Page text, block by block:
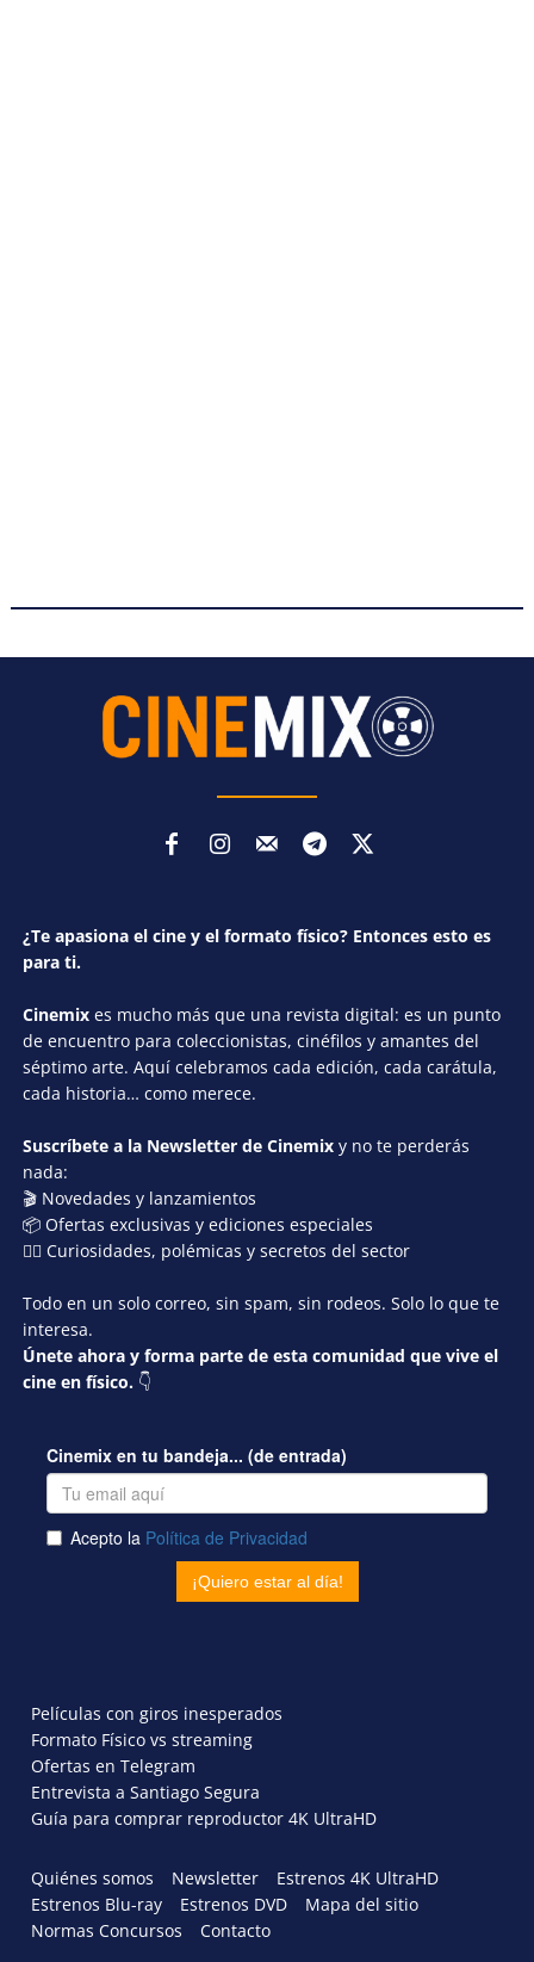
¿Te apasiona el cine y el formato físico? Entonces esto es
para ti.
Cinemix es mucho más que una revista digital: es un punto
de encuentro para coleccionistas, cinéfilos y amantes del
séptimo arte. Aquí celebramos cada edición, cada carátula,
cada historia… como merece.
Suscríbete a la Newsletter de Cinemix y no te perderás
nada:
🎬 Novedades y lanzamientos
📦 Ofertas exclusivas y ediciones especiales
🕵️‍♂️ Curiosidades, polémicas y secretos del sector
Todo en un solo correo, sin spam, sin rodeos. Solo lo que te
interesa.
Únete ahora y forma parte de esta comunidad que vive el
cine en físico. 👇
Películas con giros inesperados
Formato Físico vs streaming
Ofertas en Telegram
Entrevista a Santiago Segura
Guía para comprar reproductor 4K UltraHD
Quiénes somos Newsletter
Estrenos 4K UltraHD
Estrenos Blu-ray
Estrenos DVD
Mapa del sitio
Normas Concursos
Contacto